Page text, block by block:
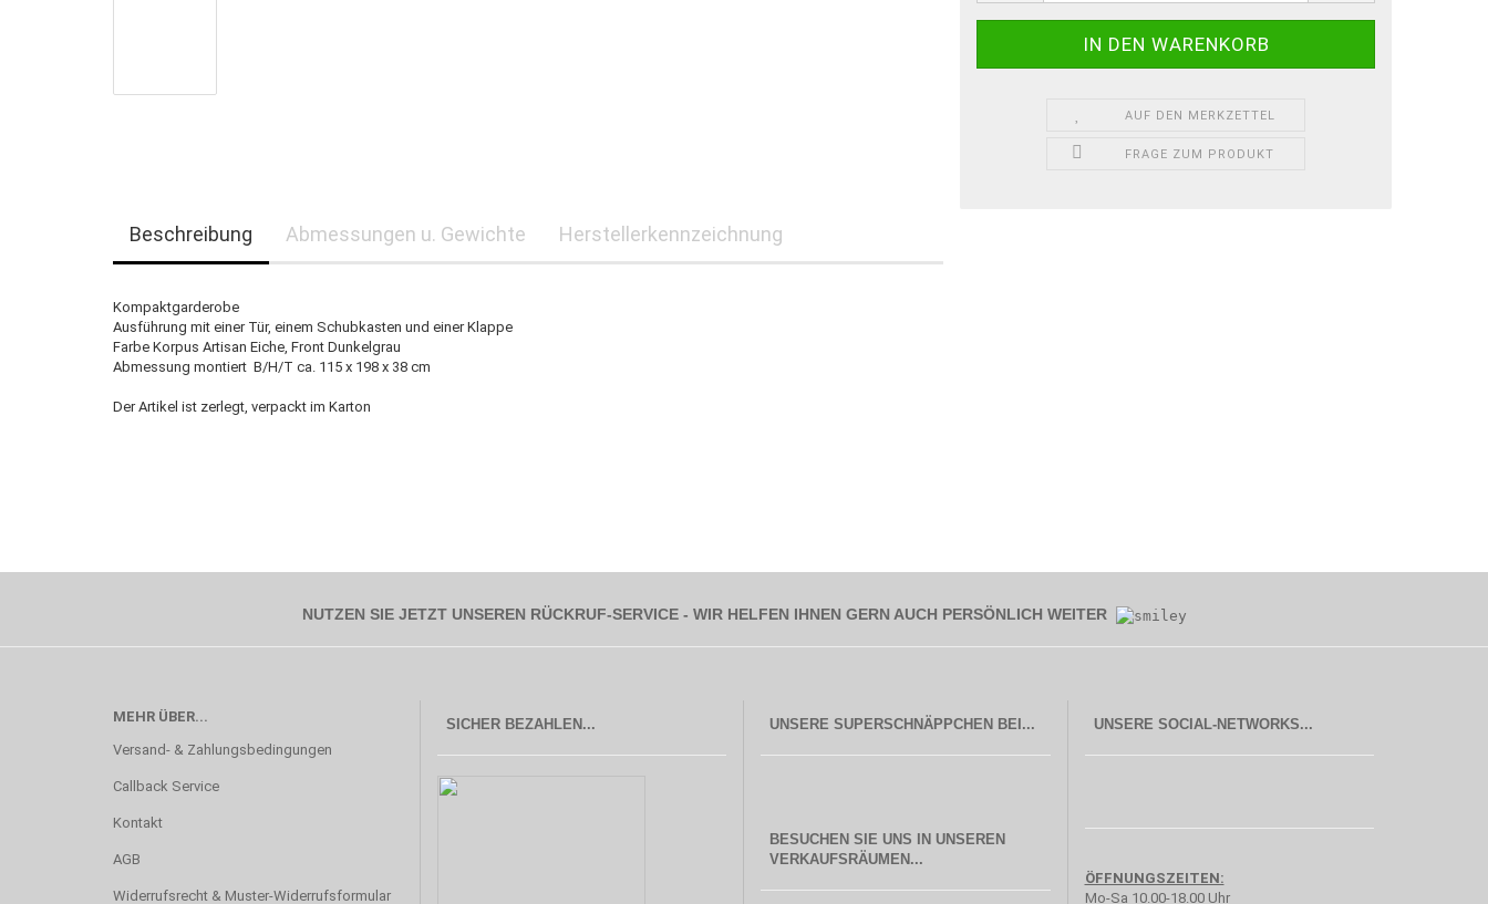
AUF DEN MERKZETTEL
FRAGE ZUM PRODUKT
Beschreibung Abmessungen u. Gewichte Herstellerkennzeichnung
Kompaktgarderobe
Ausführung mit einer Tür, einem Schubkasten und einer Klappe
Farbe Korpus Artisan Eiche, Front Dunkelgrau
Abmessung montiert B/H/T ca. 115 x 198 x 38 cm
Der Artikel ist zerlegt, verpackt im Karton
NUTZEN SIE JETZT UNSEREN RÜCKRUF-SERVICE - WIR HELFEN IHNEN GERN AUCH PERSÖNLICH WEITER
MEHR ÜBER...
Versand- & Zahlungsbedingungen
Callback Service
Kontakt
AGB
Widerrufsrecht & Muster-Widerrufsformular
SICHER BEZAHLEN...
BESUCHEN SIE UNS IN UNSEREN
VERKAUFSRÄUMEN...
UNSERE SOCIAL-NETWORKS...
ÖFFNUNGSZEITEN:
Mo-Sa 10.00-18.00 Uhr